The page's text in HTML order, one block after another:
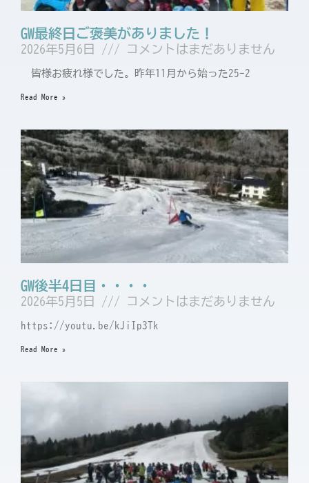
GW最終日ご褒美がありました！
2026年5月6日 コメントはまだありません
皆様お疲れ様でした。昨年11月から始った25ｰ2
Read More »
GW後半4日目・・・・
2026年5月5日 コメントはまだありません
https://youtu.be/kJiIp3Tk
Read More »